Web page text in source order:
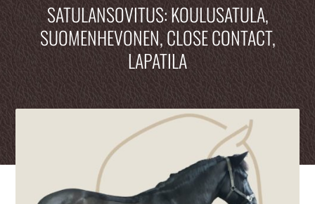
SATULANSOVITUS: KOULUSATULA,
SUOMENHEVONEN, CLOSE CONTACT,
LAPATILA